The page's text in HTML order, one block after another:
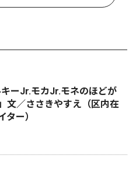
ーJr.モカJr.モネのほどが
／ささきやすえ（区内在
ター）